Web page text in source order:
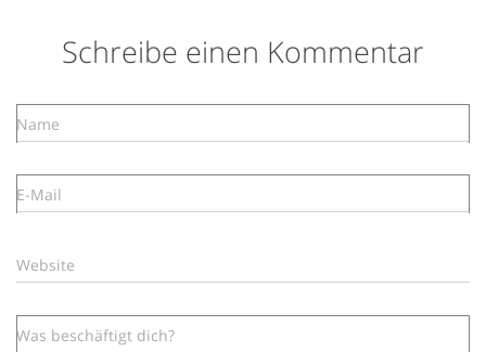
Schreibe einen Kommentar
Name
E-Mail
Website
Was beschäftigt dich?